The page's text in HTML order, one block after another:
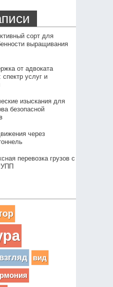
сорт для
выращивания
от адвоката
услуг и
изыскания для
безопасной
через
перевозка грузов с
вид